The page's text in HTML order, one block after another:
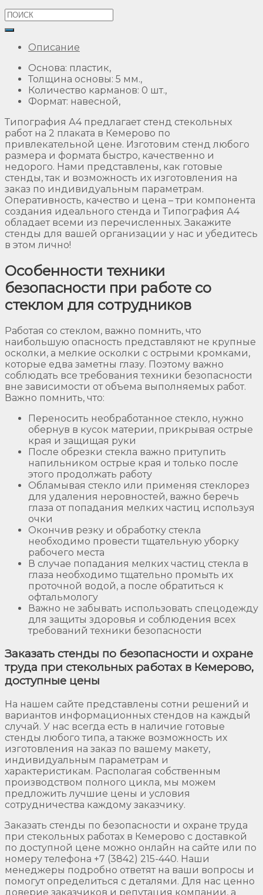
Описание
Основа: пластик,
Толщина основы: 5 мм.,
Количество карманов: 0 шт.,
Формат: навесной,
Типография А4 предлагает стенд стекольных
работ на 2 плаката в Кемерово по
привлекательной цене. Изготовим стенд любого
размера и формата быстро, качественно и
недорого. Нами представлены, как готовые
стенды, так и возможность их изготовления на
заказ по индивидуальным параметрам.
Оперативность, качество и цена – три компонента
создания идеального стенда и Типография А4
обладает всеми из перечисленных. Закажите
стенды для вашей организации у нас и убедитесь
в этом лично!
Особенности техники
безопасности при работе со
стеклом для сотрудников
Работая со стеклом, важно помнить, что
наибольшую опасность представляют не крупные
осколки, а мелкие осколки с острыми кромками,
которые едва заметны глазу. Поэтому важно
соблюдать все требования техники безопасности
вне зависимости от объема выполняемых работ.
Важно помнить, что:
Переносить необработанное стекло, нужно
обернув в кусок материи, прикрывая острые
края и защищая руки
После обрезки стекла важно притупить
напильником острые края и только после
этого продолжать работу
Обламывая стекло или применяя стеклорез
для удаления неровностей, важно беречь
глаза от попадания мелких частиц используя
очки
Окончив резку и обработку стекла
необходимо провести тщательную уборку
рабочего места
В случае попадания мелких частиц стекла в
глаза необходимо тщательно промыть их
проточной водой, а после обратиться к
офтальмологу
Важно не забывать использовать спецодежду
для защиты здоровья и соблюдения всех
требований техники безопасности
Заказать стенды по безопасности и охране
труда при стекольных работах в Кемерово,
доступные цены
На нашем сайте представлены сотни решений и
вариантов информационных стендов на каждый
случай. У нас всегда есть в наличие готовые
стенды любого типа, а также возможность их
изготовления на заказ по вашему макету,
индивидуальным параметрам и
характеристикам. Располагая собственным
производством полного цикла, мы можем
предложить лучшие цены и условия
сотрудничества каждому заказчику.
Заказать стенды по безопасности и охране труда
при стекольных работах в Кемерово с доставкой
по доступной цене можно онлайн на сайте или по
номеру телефона +7 (3842) 215-440. Наши
менеджеры подробно ответят на ваши вопросы и
помогут определиться с деталями. Для нас ценно
доверие заказчиков и репутация компании, а